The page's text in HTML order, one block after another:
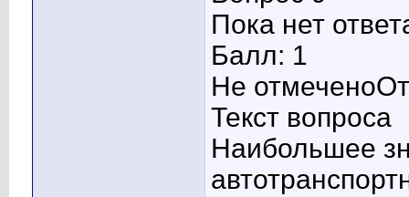
Пока нет
Балл: 1
Не
Текст вопроса
Наибольшее